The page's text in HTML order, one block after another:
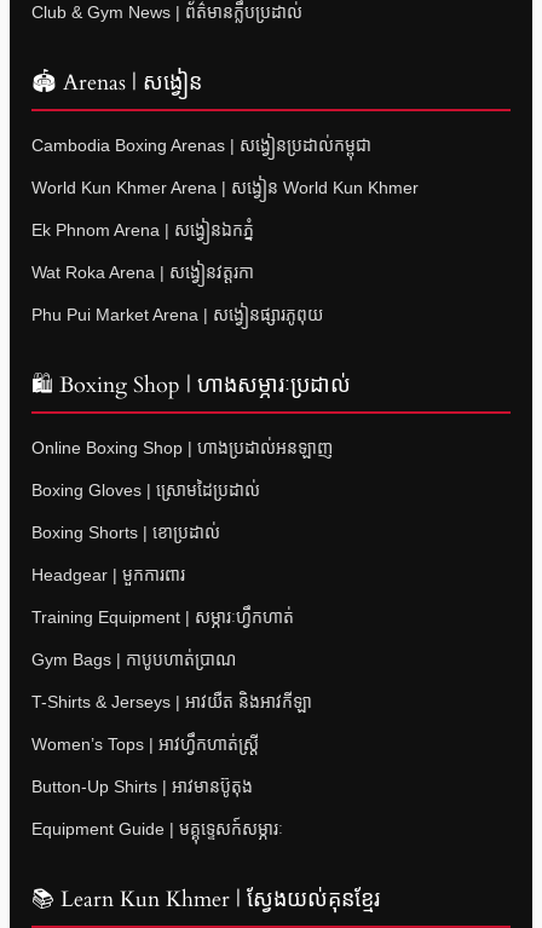
Club & Gym News | ព័ត៌មានក្លឹបប្រដាល់
🏟 Arenas | សង្វៀន
Cambodia Boxing Arenas | សង្វៀនប្រដាល់កម្ពុជា
World Kun Khmer Arena | សង្វៀន World Kun Khmer
Ek Phnom Arena | សង្វៀនឯកភ្នំ
Wat Roka Arena | សង្វៀនវត្តរកា
Phu Pui Market Arena | សង្វៀនផ្សារភូពុយ
🛍 Boxing Shop | ហាងសម្ភារៈប្រដាល់
Online Boxing Shop | ហាងប្រដាល់អនឡាញ
Boxing Gloves | ស្រោមដៃប្រដាល់
Boxing Shorts | ខោប្រដាល់
Headgear | មួកការពារ
Training Equipment | សម្ភារៈហ្វឹកហាត់
Gym Bags | កាបូបហាត់ប្រាណ
T-Shirts & Jerseys | អាវយឺត និងអាវកីឡា
Women’s Tops | អាវហ្វឹកហាត់ស្ត្រី
Button-Up Shirts | អាវមានប៊ូតុង
Equipment Guide | មគ្គុទ្ទេសក៍សម្ភារៈ
📚 Learn Kun Khmer | ស្វែងយល់គុនខ្មែរ